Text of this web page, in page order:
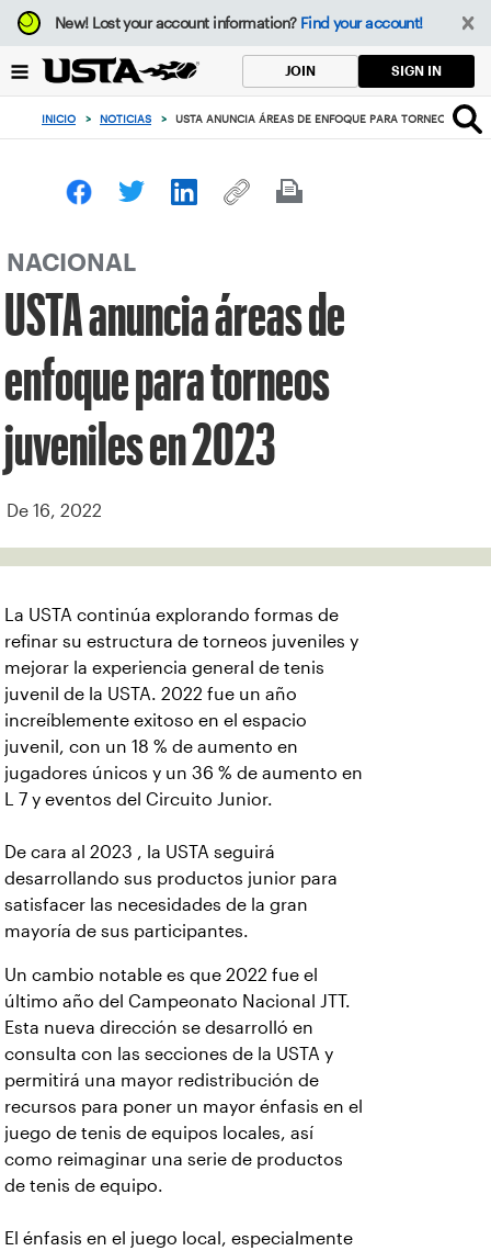
Enfoque
desde
botón
volver
principio
New!Lost your account information? Find your account!
JOIN SIGN IN
INICIO > NOTICIAS > USTA ANUNCIA ÁREAS DE ENFOQUE PARA TORNEOS
NACIONAL
USTA anuncia áreas de
enfoque para torneos
juveniles en 2023
De 16, 2022
La USTA continúa explorando formas de
refinar su estructura de torneos juveniles y
mejorar la experiencia general de tenis
juvenil de la USTA. 2022 fue un año
increíblemente exitoso en el espacio
juvenil, con un 18 % de aumento en
jugadores únicos y un 36 % de aumento en
L 7 y eventos del Circuito Junior.
De cara al 2023 , la USTA seguirá
desarrollando sus productos junior para
satisfacer las necesidades de la gran
mayoría de sus participantes.
Un cambio notable es que 2022 fue el
último año del Campeonato Nacional JTT.
Esta nueva dirección se desarrolló en
consulta con las secciones de la USTA y
permitirá una mayor redistribución de
recursos para poner un mayor énfasis en el
juego de tenis de equipos locales, así
como reimaginar una serie de productos
de tenis de equipo.
El énfasis en el juego local, especialmente